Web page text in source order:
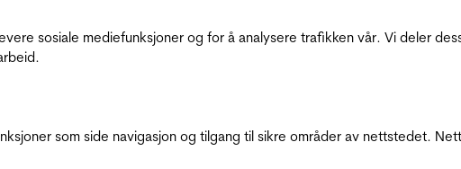
sosiale mediefunksjoner og for å analysere trafikken vår. Vi deler
som side navigasjon og tilgang til sikre områder av nettstedet.